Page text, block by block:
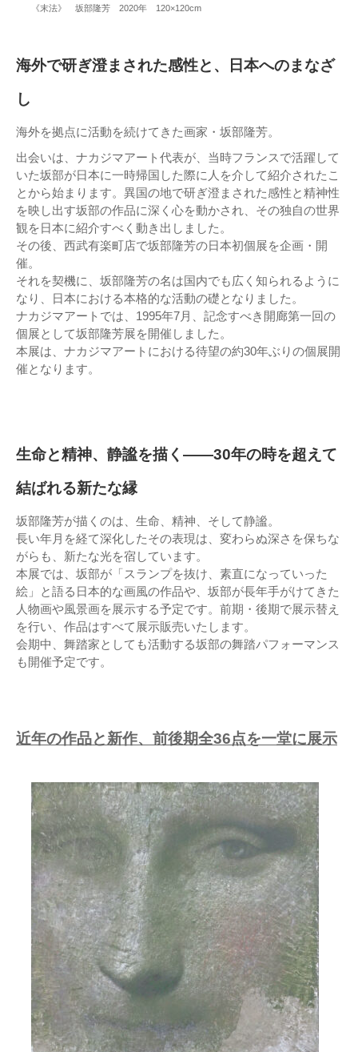
《末法》 坂部隆芳 2020年 120×120cm
海外で研ぎ澄まされた感性と、日本へのまなざ
し
海外を拠点に活動を続けてきた画家・坂部隆芳。
出会いは、ナカジマアート代表が、当時フランスで活躍して
いた坂部が日本に一時帰国した際に人を介して紹介されたこ
とから始まります。異国の地で研ぎ澄まされた感性と精神性
を映し出す坂部の作品に深く心を動かされ、その独自の世界
観を日本に紹介すべく動き出しました。
その後、西武有楽町店で坂部隆芳の日本初個展を企画・開
催。
それを契機に、坂部隆芳の名は国内でも広く知られるように
なり、日本における本格的な活動の礎となりました。
ナカジマアートでは、1995年7月、記念すべき開廊第一回の
個展として坂部隆芳展を開催しました。
本展は、ナカジマアートにおける待望の約30年ぶりの個展開
催となります。
生命と精神、静謐を描く——30年の時を超えて
結ばれる新たな縁
坂部隆芳が描くのは、生命、精神、そして静謐。
長い年月を経て深化したその表現は、変わらぬ深さを保ちな
がらも、新たな光を宿しています。
本展では、坂部が「スランプを抜け、素直になっていった
絵」と語る日本的な画風の作品や、坂部が長年手がけてきた
人物画や風景画を展示する予定です。前期・後期で展示替え
を行い、作品はすべて展示販売いたします。
会期中、舞踏家としても活動する坂部の舞踏パフォーマンス
も開催予定です。
近年の作品と新作、前後期全36点を一堂に展示